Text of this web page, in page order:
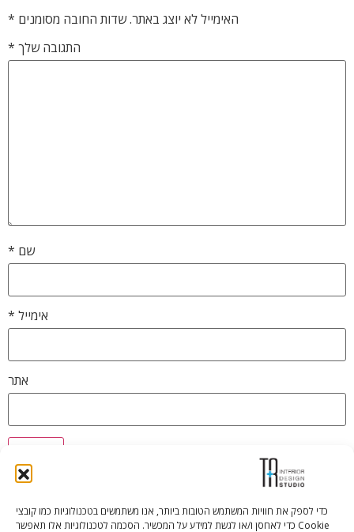
כדי לספק את חוויות המשתמש הטובות ביותר, אנו משתמשים בטכנולוגיות כמו קובצי
Cookie כדי לאחסן ו/או לגשת למידע על המכשיר. הסכמה לטכנולוגיות אלו תאפשר
האימייל לא יוצג באתר.שדות החובה מסומנים *
התגובה שלך *
שם *
אימייל *
אתר